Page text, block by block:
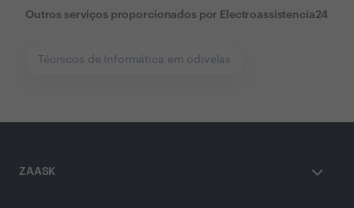
Outros serviços proporcionados por Electroassistencia24
Técnicos de Informática em odivelas
ZAASK